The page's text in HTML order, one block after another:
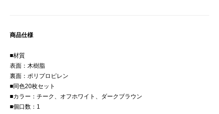
商品仕様
■材質
表面：木樹脂
裏面：ポリプロピレン
■同色20枚セット
■カラー：チーク、オフホワイト、ダークブラウン
■個口数：1